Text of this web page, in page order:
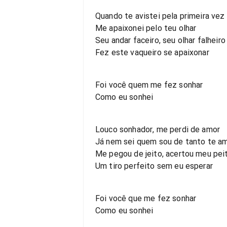
Quando te avistei pela primeira vez
Me apaixonei pelo teu olhar
Seu andar faceiro, seu olhar falheiro
Fez este vaqueiro se apaixonar
Foi você quem me fez sonhar
Como eu sonhei
Louco sonhador, me perdi de amor
Já nem sei quem sou de tanto te
Me pegou de jeito, acertou meu
Um tiro perfeito sem eu esperar
Foi você que me fez sonhar
Como eu sonhei